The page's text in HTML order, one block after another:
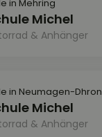
in Mehring
Michel
& Anhänger
in Neumagen-Dhron
Michel
& Anhänger